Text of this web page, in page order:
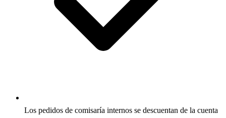
Los pedidos de comisaría internos se descuentan de la cuenta